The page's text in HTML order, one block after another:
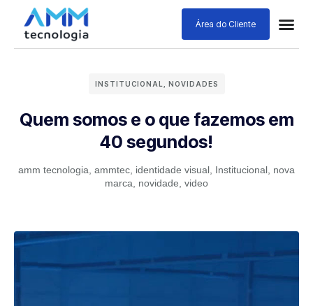
Área do Cliente
INSTITUCIONAL NOVIDADES
Quem somos e o que fazemos em
40 segundos!
amm tecnologia ammtec identidade visual Institucional nova
marca
novidade video